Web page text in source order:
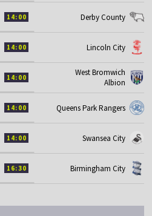
14:00 Derby County
14:00 Lincoln City
14:00
West Bromwich
Albion
14:00 Queens Park Rangers
14:00 Swansea City
16:30 Birmingham City